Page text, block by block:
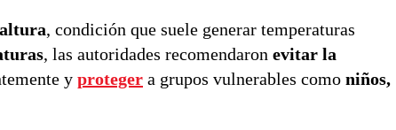
, condición que suele generar temperaturas
, las autoridades recomendaron evitar la
y proteger a grupos vulnerables como niños,